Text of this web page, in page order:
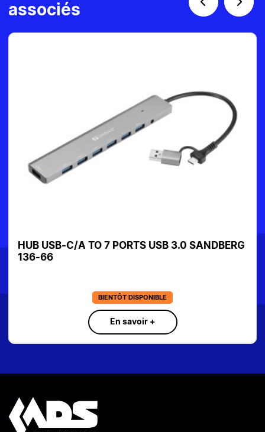
associés
HUB USB-C/A TO 7 PORTS USB 3.0 SANDBERG
136-66
BIENTÔT DISPONIBLE
En savoir +